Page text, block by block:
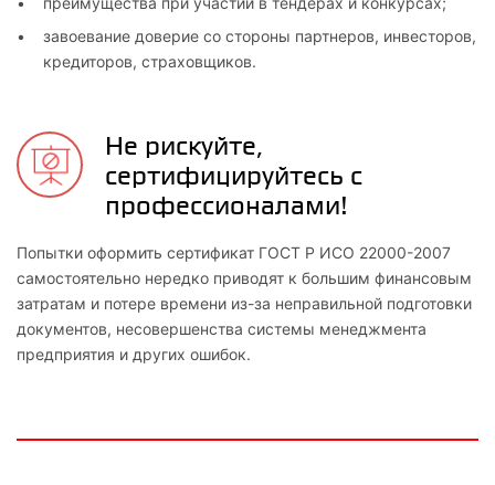
завоевание доверие со стороны партнеров, инвесторов,
кредиторов, страховщиков.
Не рискуйте,
сертифицируйтесь с
профессионалами!
Попытки оформить сертификат ГОСТ Р ИСО 22000-2007
самостоятельно нередко приводят к большим финансовым
затратам и потере времени из-за неправильной подготовки
документов, несовершенства системы менеджмента
предприятия и других ошибок.